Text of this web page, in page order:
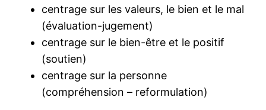
centrage sur les valeurs, le bien et le mal
(évaluation-jugement)
centrage sur le bien-être et le positif
(soutien)
centrage sur la personne
(compréhension – reformulation)